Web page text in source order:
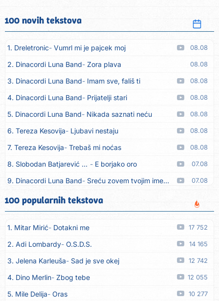
100 novih tekstova
1. Dreletronic Vumrl mi je pajcek moj 08.08
2. Dinacordi Luna Band Zora plava 08.08
3. Dinacordi Luna Band Imam sve, fališ ti 08.08
4. Dinacordi Luna Band Prijatelji stari 08.08
5. Dinacordi Luna Band Nikada saznati neću 08.08
6. Tereza Kesovija Ljubavi nestaju 08.08
7. Tereza Kesovija Trebaš mi noćas 08.08
8. Slobodan Batjarević Čobe E borjako oro 07.08
9. Dinacordi Luna Band Sreću zovem tvojim imenom (feat. Kristina Smetko) 07.08
10. Dinacordi Luna Band Tamburaši (feat. Kristina Smetko)
11. Dinacordi Luna Band Tvoja šutnja (feat. Kristina Smetko) 07.08
12. Tamara Brusić Neću kuhat´, neću prat´ 07.08
13. Grupa TNT Rijeka Via Roma, nikad doma 07.08
14. Zaim Imamović Kada moja mladost prođe 07.08
15. Azra Husarkić Do zadnje kapi 07.08
16. Dinacordi Luna Band 07.08
100 popularnih tekstova
1. Mitar Mirić Dotakni me 17 752
2. Adi Lombardy O.S.D.S. 14 165
3. Jelena Karleuša Sad je sve okej 12 742
4. Dino Merlin Zbog tebe 12 055
5. Mile Delija Oras 10 277